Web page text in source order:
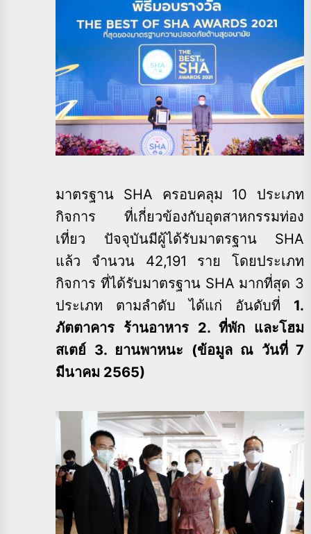
มาตรฐาน SHA ครอบคลุม 10 ประเภท
กิจการ ที่เกี่ยวข้องกับอุตสาหกรรมท่อง
เที่ยว ปัจจุบันมีผู้ได้รับมาตรฐาน SHA
แล้ว จำนวน 42,191 ราย โดยประเภท
กิจการ ที่ได้รับมาตรฐาน SHA มากที่สุด 3
ประเภท ตามลำดับ ได้แก่ อันดับที่ 1.
ภัตตาคาร ร้านอาหาร 2. ที่พัก และโฮม
สเตย์ 3. ยานพาหนะ (ข้อมูล ณ วันที่ 7
มีนาคม 2565)